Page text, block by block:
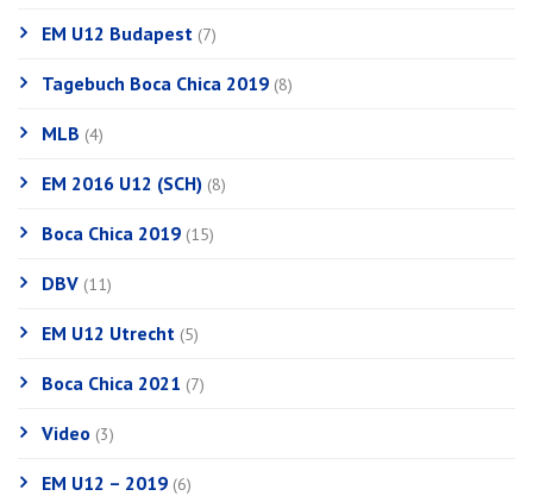
EM U12 Budapest (7)
Tagebuch Boca Chica 2019 (8)
MLB (4)
EM 2016 U12 (SCH) (8)
Boca Chica 2019 (15)
DBV (11)
EM U12 Utrecht (5)
Boca Chica 2021 (7)
Video (3)
EM U12 – 2019 (6)